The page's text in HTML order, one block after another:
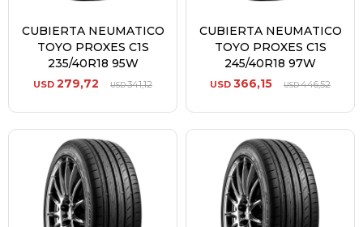
CUBIERTA NEUMATICO
TOYO PROXES C1S
235/40R18 95W
USD 279,72 USD341,12
CUBIERTA NEUMATICO
TOYO PROXES C1S
245/40R18 97W
USD 366,15 USD446,52